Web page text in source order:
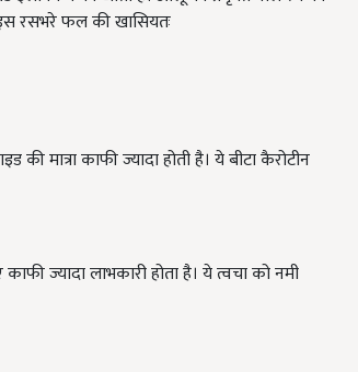
रसभरे फल की खासियतः
मात्रा काफी ज्यादा होती है। ये बीटा कैरोटीन
ज्यादा लाभकारी होता है। ये त्वचा को नमी